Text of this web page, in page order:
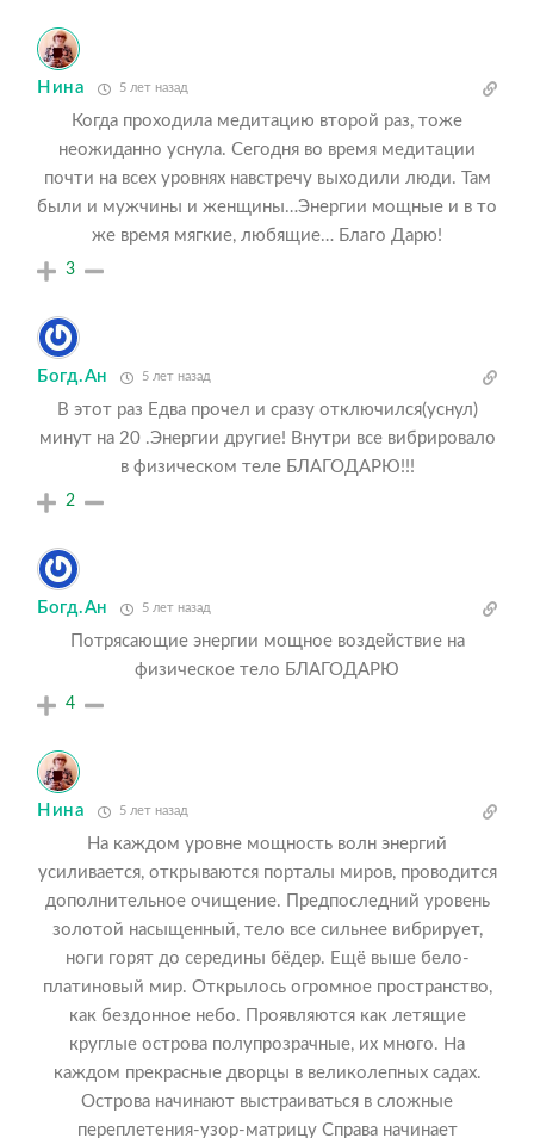
Нина 5 лет назад
Когда проходила медитацию второй раз, тоже
неожиданно уснула. Сегодня во время медитации
почти на всех уровнях навстречу выходили люди. Там
были и мужчины и женщины…Энергии мощные и в то
же время мягкие, любящие… Благо Дарю!
3
Богд.Ан 5 лет назад
В этот раз Едва прочел и сразу отключился(уснул)
минут на 20 .Энергии другие! Внутри все вибрировало
в физическом теле БЛАГОДАРЮ!!!
2
Богд.Ан 5 лет назад
Потрясающие энергии мощное воздействие на
физическое тело БЛАГОДАРЮ
4
Нина 5 лет назад
На каждом уровне мощность волн энергий
усиливается, открываются порталы миров, проводится
дополнительное очищение. Предпоследний уровень
золотой насыщенный, тело все сильнее вибрирует,
ноги горят до середины бёдер. Ещё выше бело-
платиновый мир. Открылось огромное пространство,
как бездонное небо. Проявляются как летящие
круглые острова полупрозрачные, их много. На
каждом прекрасные дворцы в великолепных садах.
Острова начинают выстраиваться в сложные
переплетения-узор-матрицу Справа начинает